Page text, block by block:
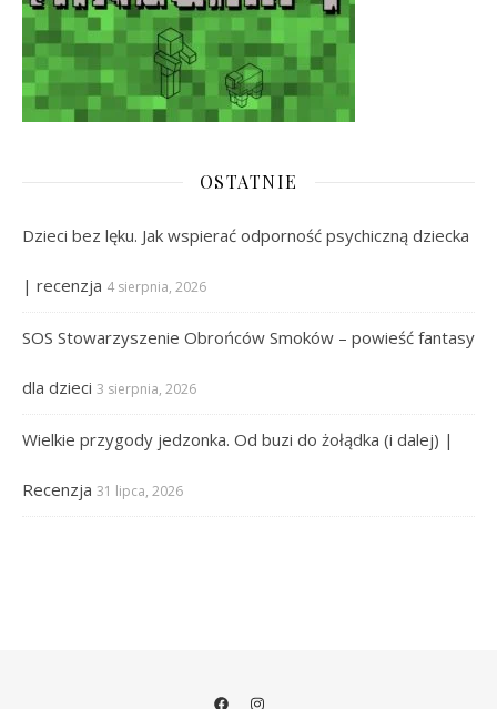
OSTATNIE
Dzieci bez lęku. Jak wspierać odporność psychiczną dziecka
| recenzja 4 sierpnia, 2026
SOS Stowarzyszenie Obrońców Smoków – powieść fantasy
dla dzieci 3 sierpnia, 2026
Wielkie przygody jedzonka. Od buzi do żołądka (i dalej) |
Recenzja 31 lipca, 2026